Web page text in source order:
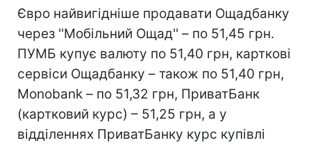
Євро найвигідніше продавати Ощадбанку
через ''Мобільний Ощад'' – по 51,45 грн.
ПУМБ купує валюту по 51,40 грн, карткові
сервіси Ощадбанку – також по 51,40 грн,
Monobank – по 51,32 грн, ПриватБанк
(картковий курс) – 51,25 грн, а у
відділеннях ПриватБанку курс купівлі